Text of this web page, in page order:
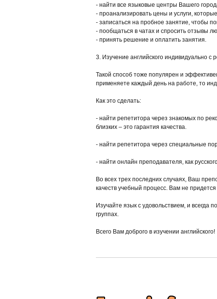
- найти все языковые центры Вашего
- проанализировать цены и услуги,
- записаться на пробное занятие, чтобы
- пообщаться в чатах и спросить отзывы
- принять решение и оплатить занятия.
3. Изучение английского индивидуально с
Такой способ тоже популярен и
применяете каждый день на работе, то
Как это сделать:
- найти репетитора через знакомых по
близких – это гарантия качества.
- найти репетитора через специальные
- найти онлайн преподавателя, как
Во всех трех последних случаях, Ваш
качеств учебный процесс. Вам не
Изучайте язык с удовольствием, и всегда
группах.
Всего Вам доброго в изучении английского!